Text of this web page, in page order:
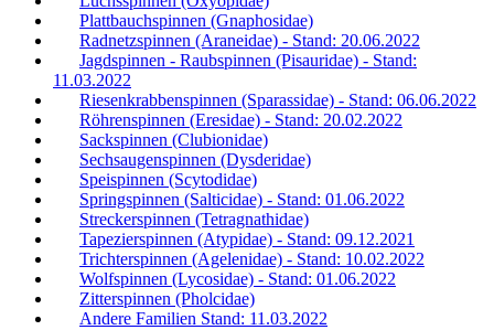
Plattbauchspinnen (Gnaphosidae)
Radnetzspinnen (Araneidae) - Stand: 20.06.2022
Jagdspinnen - Raubspinnen (Pisauridae) - Stand:
11.03.2022
Riesenkrabbenspinnen (Sparassidae) - Stand: 06.06.2022
Röhrenspinnen (Eresidae) - Stand: 20.02.2022
Sackspinnen (Clubionidae)
Sechsaugenspinnen (Dysderidae)
Speispinnen (Scytodidae)
Springspinnen (Salticidae) - Stand: 01.06.2022
Streckerspinnen (Tetragnathidae)
Tapezierspinnen (Atypidae) - Stand: 09.12.2021
Trichterspinnen (Agelenidae) - Stand: 10.02.2022
Wolfspinnen (Lycosidae) - Stand: 01.06.2022
Zitterspinnen (Pholcidae)
Andere Familien Stand: 11.03.2022